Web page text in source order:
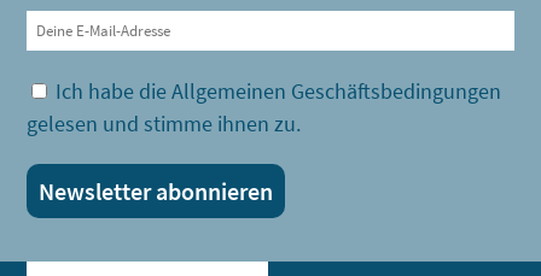
Ich habe die Allgemeinen Geschäftsbedingungen
gelesen und stimme ihnen zu.